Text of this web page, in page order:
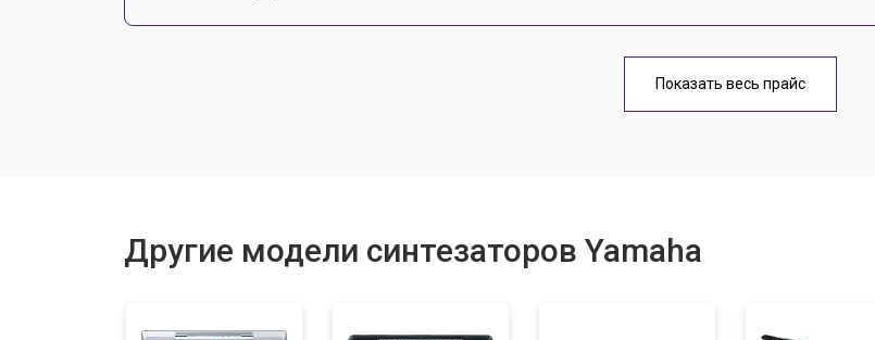
от 40 мин
Показать весь прайс
Другие модели синтезаторов Yamaha